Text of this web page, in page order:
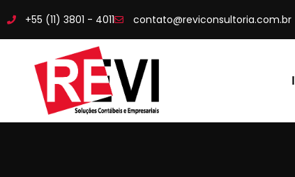
+55 (11) 3801 - 4011 contato@reviconsultoria.com.br